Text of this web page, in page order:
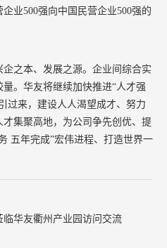
企业500强向中国民营企业500强的
之本、发展之源。企业间综合实
。华友将继续加快推进“人才强
过来，建设人人渴望成才、努力
集聚高地，为公司争先创优、提
五年完成”宏伟进程、打造世界一
临华友衢州产业园访问交流